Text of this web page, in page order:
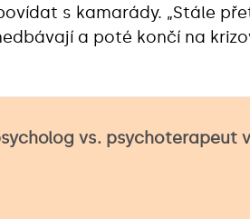
s kamarády. „Stále
a poté končí na
vs. psychoterapeut